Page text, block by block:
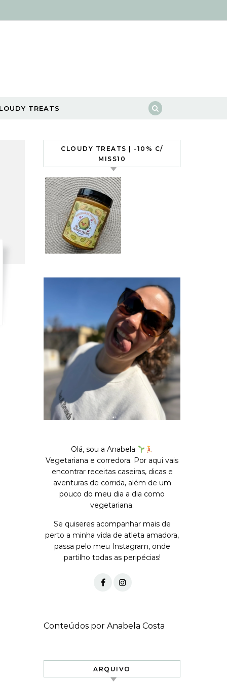
TREATS
CLOUDY TREATS | -10% C/
MISS10
Olá, sou a Anabela
Vegetariana e corredora. Por aqui vais
encontrar receitas caseiras, dicas e
aventuras de corrida, além de um
pouco do meu dia a dia como
vegetariana.
Se quiseres acompanhar mais de
perto a minha vida de atleta amadora,
passa pelo meu Instagram, onde
partilho todas as peripécias!
Conteúdos por Anabela Costa
ARQUIVO